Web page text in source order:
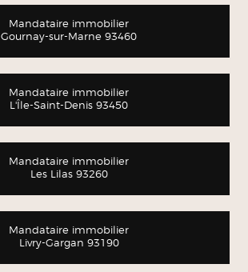
Mandataire immobilier
Gournay-sur-Marne 93460
Mandataire immobilier
L'Île-Saint-Denis 93450
Mandataire immobilier
Les Lilas 93260
Mandataire immobilier
Livry-Gargan 93190